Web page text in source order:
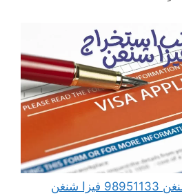
مكتب استخراج فيزا شنغن 98951133 فيزا شنغن